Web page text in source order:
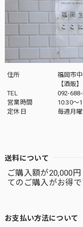
住所
福岡
【酒販
TEL
092-
営業時間
10:30～
定休日
毎週月
送料について
ご購入額が20,000
てのご購入がお得で
お支払い方法について